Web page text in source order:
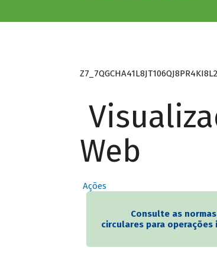
Z7_7QGCHA41L8JT106QJ8PR4KI8L2
Web
Ações
Consulte as
circulares para operações